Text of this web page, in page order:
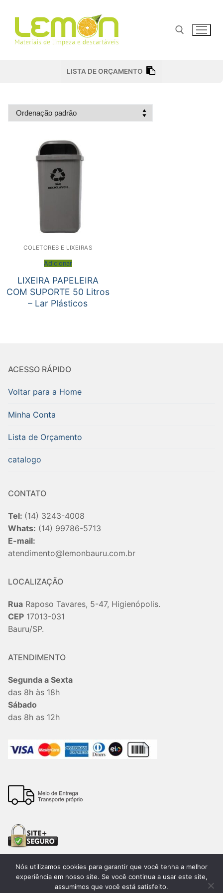
para
conteúdo
Pesquisar por:
LISTA DE ORÇAMENTO
COLETORES E LIXEIRAS
Adicionar
LIXEIRA PAPELEIRA
COM SUPORTE 50 Litros
– Lar Plásticos
ACESSO RÁPIDO
Voltar para a Home
Minha Conta
Lista de Orçamento
catalogo
CONTATO
Tel: (14) 3243-4008
Whats: (14) 99786-5713
E-mail:
atendimento@lemonbauru.com.br
LOCALIZAÇÃO
Rua Raposo Tavares, 5-47, Higienópolis.
CEP 17013-031
Bauru/SP.
ATENDIMENTO
Segunda a Sexta
das 8h às 18h
Sábado
das 8h as 12h
Todos os direitos reservados. 2026®. Lemon Bauru –
Nós utilizamos cookies para garantir que você tenha a melhor
experiência em nosso site. Se você continua a usar este site,
assumimos que você está satisfeito.